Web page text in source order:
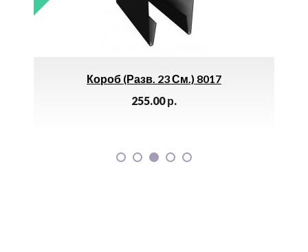
Короб (разв. 23 См.) 8017
255.00р.